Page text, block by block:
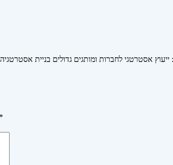
אסטרטגי לחברות ומותגים גדולים בניית
*